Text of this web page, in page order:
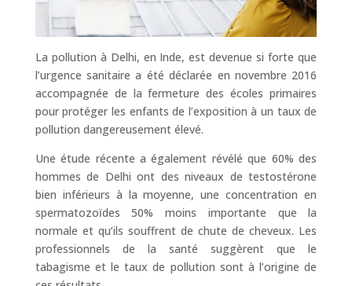
La pollution à Delhi, en Inde, est devenue si forte que
l’urgence sanitaire a été déclarée en novembre 2016
accompagnée de la fermeture des écoles primaires
pour protéger les enfants de l’exposition à un taux de
pollution dangereusement élevé.
Une étude récente a également révélé que 60% des
hommes de Delhi ont des niveaux de testostérone
bien inférieurs à la moyenne, une concentration en
spermatozoïdes 50% moins importante que la
normale et qu’ils souffrent de chute de cheveux. Les
professionnels de la santé suggèrent que le
tabagisme et le taux de pollution sont à l’origine de